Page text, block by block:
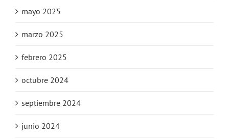
mayo 2025
marzo 2025
febrero 2025
octubre 2024
septiembre 2024
junio 2024